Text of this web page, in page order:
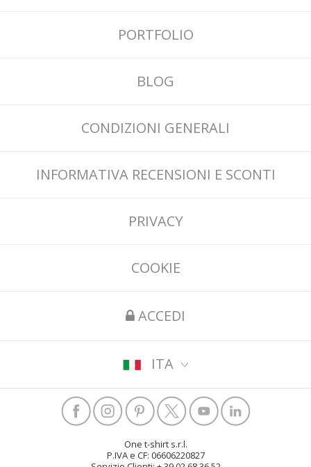
PORTFOLIO
BLOG
CONDIZIONI GENERALI
INFORMATIVA RECENSIONI E SCONTI
PRIVACY
COOKIE
ACCEDI
ITA
One t-shirt s.r.l.
P.IVA e CF: 06606220827